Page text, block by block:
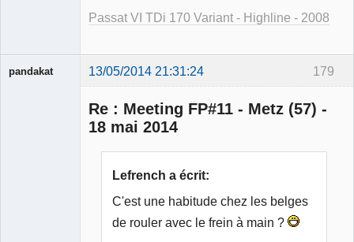
Passat VI TDi 170 Variant - Highline - 2008
179
pandakat 13/05/2014 21:31:24
Re : Meeting FP#11 - Metz (57) -
18 mai 2014
Lefrench a écrit:
C'est une habitude chez les belges
de rouler avec le frein à main ?